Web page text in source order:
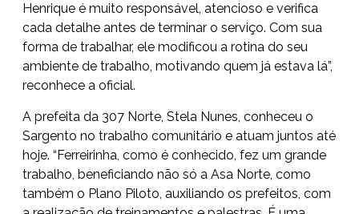
Henrique é muito responsável, atencioso e verifica
cada detalhe antes de terminar o serviço. Com sua
forma de trabalhar, ele modificou a rotina do seu
ambiente de trabalho, motivando quem já estava lá”,
reconhece a oficial.
A prefeita da 307 Norte, Stela Nunes, conheceu o
Sargento no trabalho comunitário e atuam juntos até
hoje. “Ferreirinha, como é conhecido, fez um grande
trabalho, beneficiando não só a Asa Norte, como
também o Plano Piloto, auxiliando os prefeitos, com